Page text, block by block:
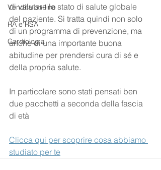
Vendita on-line
RA e RSA
Cardiologia
di valutare lo stato di salute globale
del paziente. Si tratta quindi non solo
di un programma di prevenzione, ma
anche di una importante buona
abitudine per prendersi cura di sé e
della propria salute.
In particolare sono stati pensati ben
due pacchetti a seconda della fascia
di età
Clicca qui per scoprire cosa abbiamo
studiato per te